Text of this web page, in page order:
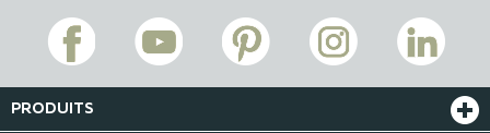
PRODUITS